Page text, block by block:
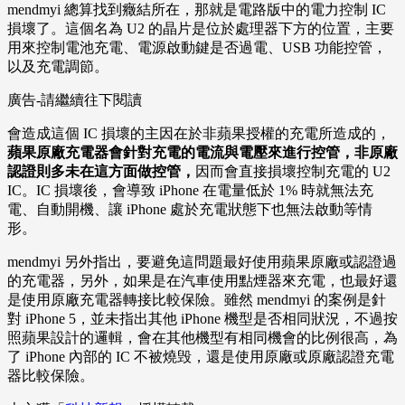
mendmyi 總算找到癥結所在，那就是電路版中的電力控制 IC
損壞了。這個名為 U2 的晶片是位於處理器下方的位置，主要
用來控制電池充電、電源啟動鍵是否過電、USB 功能控管，
以及充電調節。
廣告-請繼續往下閱讀
會造成這個 IC 損壞的主因在於非蘋果授權的充電所造成的，
蘋果原廠充電器會針對充電的電流與電壓來進行控管，非原廠
認證則多未在這方面做控管， 因而會直接損壞控制充電的 U2
IC。IC 損壞後，會導致 iPhone 在電量低於 1% 時就無法充
電、自動開機、讓 iPhone 處於充電狀態下也無法啟動等情
形。
mendmyi 另外指出，要避免這問題最好使用蘋果原廠或認證過
的充電器，另外，如果是在汽車使用點煙器來充電，也最好還
是使用原廠充電器轉接比較保險。雖然 mendmyi 的案例是針
對 iPhone 5，並未指出其他 iPhone 機型是否相同狀況，不過按
照蘋果設計的邏輯，會在其他機型有相同機會的比例很高，為
了 iPhone 內部的 IC 不被燒毁，還是使用原廠或原廠認證充電
器比較保險。